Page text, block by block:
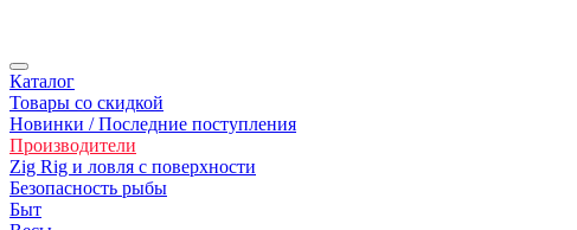
Каталог
Товары со скидкой
Новинки / Последние поступления
Производители
Zig Rig и ловля с поверхности
Безoпасность рыбы
Быт